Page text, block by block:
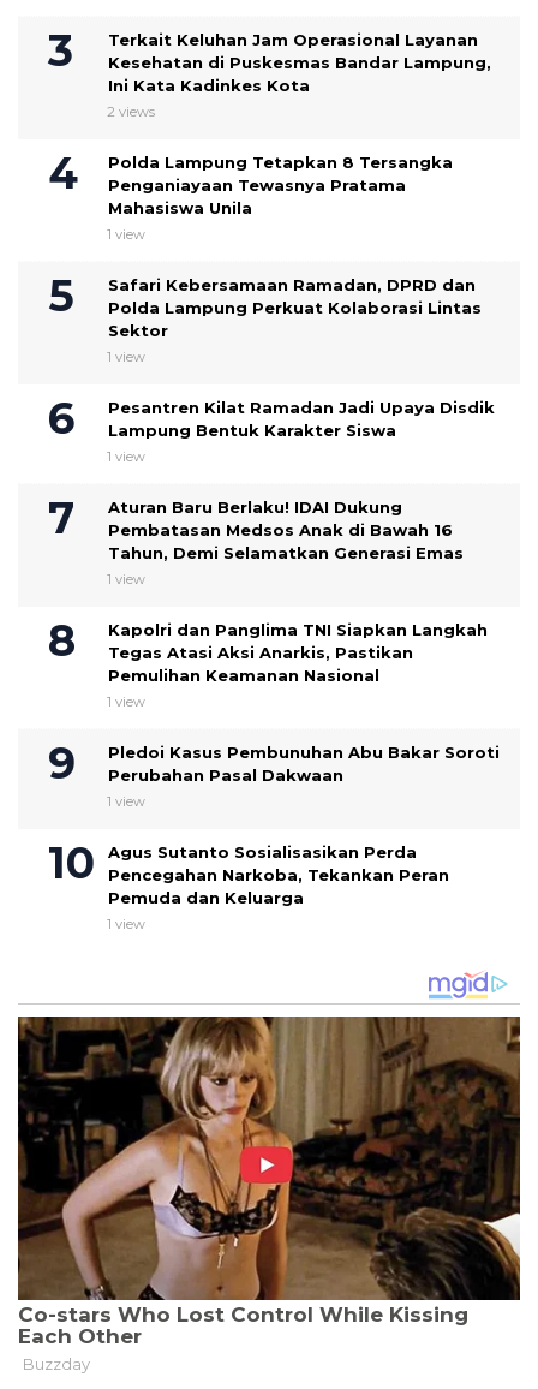
Terkait Keluhan Jam Operasional Layanan
Kesehatan di Puskesmas Bandar Lampung,
Ini Kata Kadinkes Kota
2 views
Polda Lampung Tetapkan 8 Tersangka
Penganiayaan Tewasnya Pratama
Mahasiswa Unila
1 view
Safari Kebersamaan Ramadan, DPRD dan
Polda Lampung Perkuat Kolaborasi Lintas
Sektor
1 view
Pesantren Kilat Ramadan Jadi Upaya Disdik
Lampung Bentuk Karakter Siswa
1 view
Aturan Baru Berlaku! IDAI Dukung
Pembatasan Medsos Anak di Bawah 16
Tahun, Demi Selamatkan Generasi Emas
1 view
Kapolri dan Panglima TNI Siapkan Langkah
Tegas Atasi Aksi Anarkis, Pastikan
Pemulihan Keamanan Nasional
1 view
Pledoi Kasus Pembunuhan Abu Bakar Soroti
Perubahan Pasal Dakwaan
1 view
Agus Sutanto Sosialisasikan Perda
Pencegahan Narkoba, Tekankan Peran
Pemuda dan Keluarga
1 view